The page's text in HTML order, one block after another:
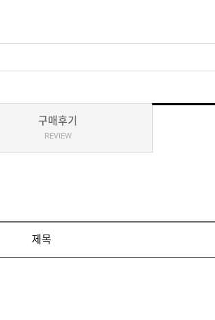
구매후기
REVIEW
제목